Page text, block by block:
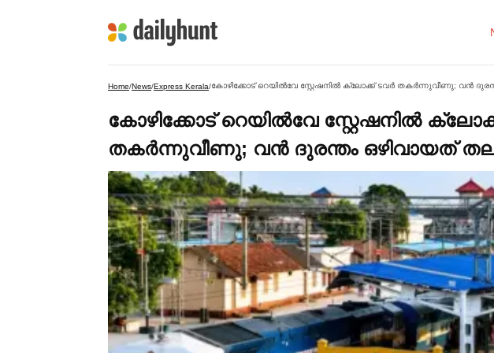
Home/News/Express Kerala/കോഴിക്കോട് റെയില്‍വേ സ്റ്റേഷനില്‍ ക്ലോക്ക് ടവര്‍ തകര്‍ന്നുവീണു; വൻ
കോഴിക്കോട് റെയില്‍വേ സ്റ്റേഷനില്‍
തകര്‍ന്നുവീണു; വൻ ദുരന്തം ഒഴിവായത്